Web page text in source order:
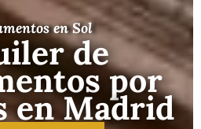
en Sol
de
por
en Madrid